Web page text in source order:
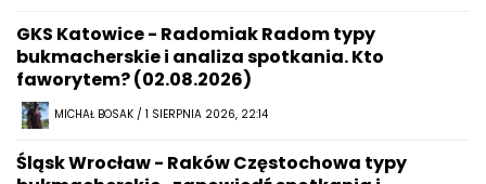
GKS Katowice - Radomiak Radom typy
bukmacherskie i analiza spotkania. Kto
faworytem? (02.08.2026)
MICHAŁ BOSAK / 1 SIERPNIA 2026, 22:14
Śląsk Wrocław - Raków Częstochowa typy